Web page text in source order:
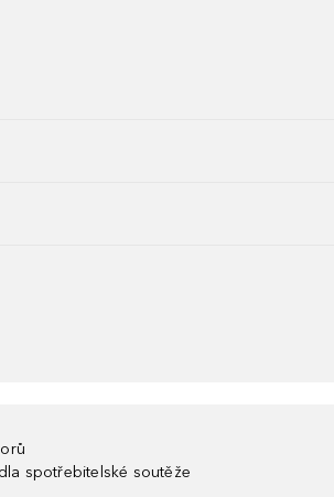
spotřebitelské soutěže